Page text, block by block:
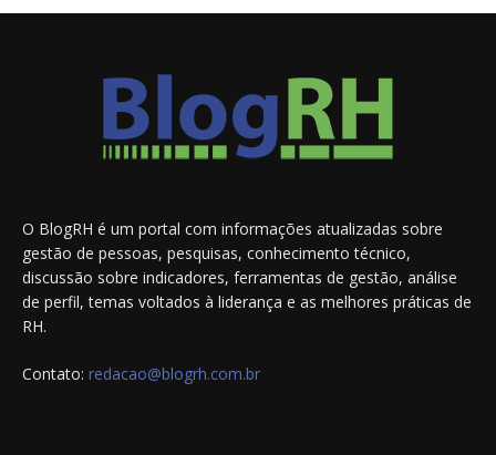
O BlogRH é um portal com informações atualizadas sobre
gestão de pessoas, pesquisas, conhecimento técnico,
discussão sobre indicadores, ferramentas de gestão, análise
de perfil, temas voltados à liderança e as melhores práticas de
RH.
Contato: redacao@blogrh.com.br